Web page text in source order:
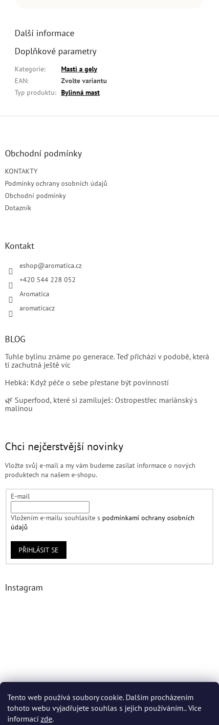
Tento web používá soubory cookie. Dalším procházením
tohoto webu vyjadřujete souhlas s jejich používáním.. Více
informací zde.
Další informace
Doplňkové parametry
Kategorie:
Masti a gely
EAN:
Zvolte variantu
Typ produktu: Bylinná mast
Z
Obchodní podmínky
KONTAKTY
Podmínky ochrany osobních údajů
Obchodní podmínky
Dotazník
Kontakt
eshop@aromatica.cz
+420 544 228 052
Aromatica
aromaticacz
BLOG
Tuhle bylinu známe po generace. Teď přichází v podobě, která
ti zachutná ještě víc
Hebká: Když péče o sebe přestane být povinností
🌿 Superfood, které si zamiluješ: Ostropestřec mariánský s
malinou
Chci nejčerstvější novinky
Vložte svůj e-mail a my vám budeme zasílat informace o nových
produktech na našem e-shopu.
E-mail
Vložením e-mailu souhlasíte s podmínkami ochrany osobních
údajů
PŘIHLÁSIT SE
Instagram
Sledovat na Instagramu